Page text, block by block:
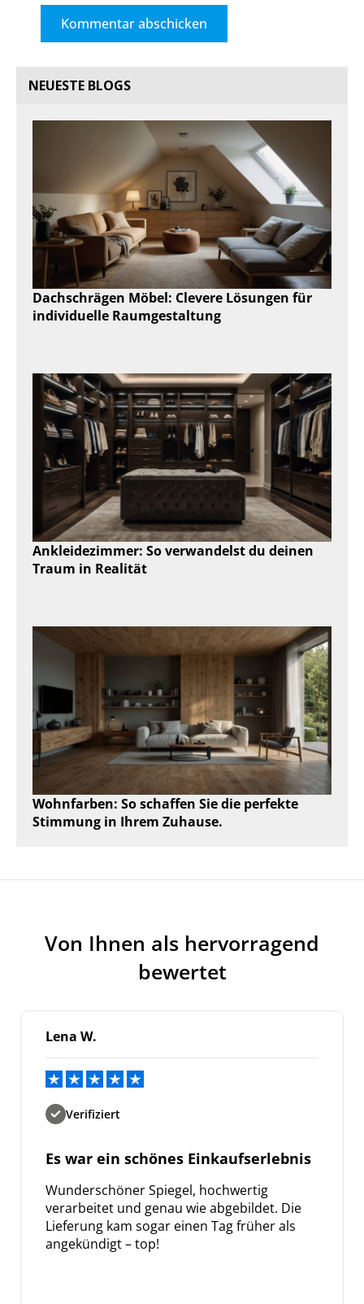
NEUESTE BLOGS
Dachschrägen Möbel: Clevere Lösungen für
individuelle Raumgestaltung
Ankleidezimmer: So verwandelst du deinen
Traum in Realität
Wohnfarben: So schaffen Sie die perfekte
Stimmung in Ihrem Zuhause.
Von Ihnen als hervorragend
bewertet
Lena W.
Verifiziert
Es war ein schönes Einkaufserlebnis
Wunderschöner Spiegel, hochwertig
verarbeitet und genau wie abgebildet. Die
Lieferung kam sogar einen Tag früher als
angekündigt – top!